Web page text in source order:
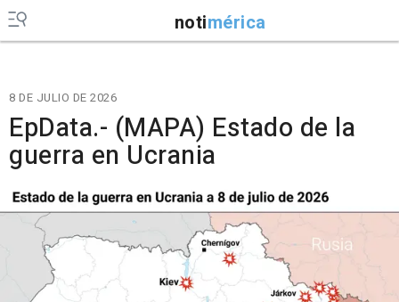
notimérica
8 DE JULIO DE 2026
EpData.- (MAPA) Estado de la
guerra en Ucrania